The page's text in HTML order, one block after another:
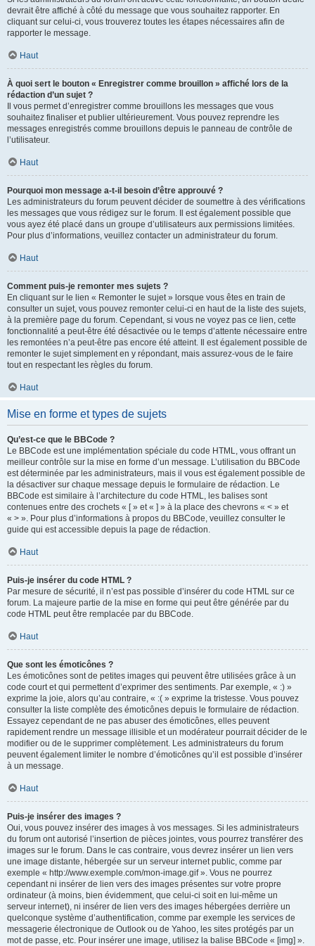
devrait être affiché à côté du message que vous souhaitez rapporter. En
cliquant sur celui-ci, vous trouverez toutes les étapes nécessaires afin de
rapporter le message.
Haut
À quoi sert le bouton « Enregistrer comme brouillon » affiché lors de la
rédaction d’un sujet ?
Il vous permet d’enregistrer comme brouillons les messages que vous
souhaitez finaliser et publier ultérieurement. Vous pouvez reprendre les
messages enregistrés comme brouillons depuis le panneau de contrôle de
l’utilisateur.
Haut
Pourquoi mon message a-t-il besoin d’être approuvé ?
Les administrateurs du forum peuvent décider de soumettre à des vérifications
les messages que vous rédigez sur le forum. Il est également possible que
vous ayez été placé dans un groupe d’utilisateurs aux permissions limitées.
Pour plus d’informations, veuillez contacter un administrateur du forum.
Haut
Comment puis-je remonter mes sujets ?
En cliquant sur le lien « Remonter le sujet » lorsque vous êtes en train de
consulter un sujet, vous pouvez remonter celui-ci en haut de la liste des sujets,
à la première page du forum. Cependant, si vous ne voyez pas ce lien, cette
fonctionnalité a peut-être été désactivée ou le temps d’attente nécessaire entre
les remontées n’a peut-être pas encore été atteint. Il est également possible de
remonter le sujet simplement en y répondant, mais assurez-vous de le faire
tout en respectant les règles du forum.
Haut
Mise en forme et types de sujets
Qu’est-ce que le BBCode ?
Le BBCode est une implémentation spéciale du code HTML, vous offrant un
meilleur contrôle sur la mise en forme d’un message. L’utilisation du BBCode
est déterminée par les administrateurs, mais il vous est également possible de
la désactiver sur chaque message depuis le formulaire de rédaction. Le
BBCode est similaire à l’architecture du code HTML, les balises sont
contenues entre des crochets « [ » et « ] » à la place des chevrons « < » et
« > ». Pour plus d’informations à propos du BBCode, veuillez consulter le
guide qui est accessible depuis la page de rédaction.
Haut
Puis-je insérer du code HTML ?
Par mesure de sécurité, il n’est pas possible d’insérer du code HTML sur ce
forum. La majeure partie de la mise en forme qui peut être générée par du
code HTML peut être remplacée par du BBCode.
Haut
Que sont les émoticônes ?
Les émoticônes sont de petites images qui peuvent être utilisées grâce à un
code court et qui permettent d’exprimer des sentiments. Par exemple, « :) »
exprime la joie, alors qu’au contraire, « :( » exprime la tristesse. Vous pouvez
consulter la liste complète des émoticônes depuis le formulaire de rédaction.
Essayez cependant de ne pas abuser des émoticônes, elles peuvent
rapidement rendre un message illisible et un modérateur pourrait décider de le
modifier ou de le supprimer complètement. Les administrateurs du forum
peuvent également limiter le nombre d’émoticônes qu’il est possible d’insérer
à un message.
Haut
Puis-je insérer des images ?
Oui, vous pouvez insérer des images à vos messages. Si les administrateurs
du forum ont autorisé l’insertion de pièces jointes, vous pourrez transférer des
images sur le forum. Dans le cas contraire, vous devrez insérer un lien vers
une image distante, hébergée sur un serveur internet public, comme par
exemple « http://www.exemple.com/mon-image.gif ». Vous ne pourrez
cependant ni insérer de lien vers des images présentes sur votre propre
ordinateur (à moins, bien évidemment, que celui-ci soit en lui-même un
serveur internet), ni insérer de lien vers des images hébergées derrière un
quelconque système d’authentification, comme par exemple les services de
messagerie électronique de Outlook ou de Yahoo, les sites protégés par un
mot de passe, etc. Pour insérer une image, utilisez la balise BBCode « [img] ».